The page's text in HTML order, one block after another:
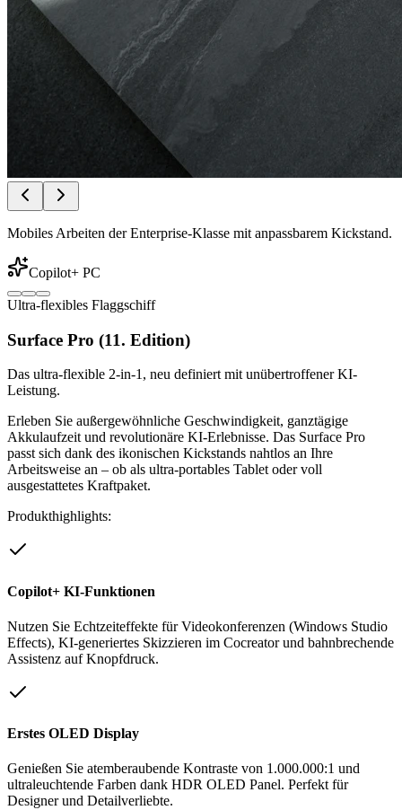
Mobiles Arbeiten der Enterprise-Klasse mit anpassbarem Kickstand.
Copilot+ PC
Ultra-flexibles Flaggschiff
Surface Pro (11. Edition)
Das ultra-flexible 2-in-1, neu definiert mit unübertroffener KI-
Leistung.
Erleben Sie außergewöhnliche Geschwindigkeit, ganztägige
Akkulaufzeit und revolutionäre KI-Erlebnisse. Das Surface Pro
passt sich dank des ikonischen Kickstands nahtlos an Ihre
Arbeitsweise an – ob als ultra-portables Tablet oder voll
ausgestattetes Kraftpaket.
Produkthighlights:
Copilot+ KI-Funktionen
Nutzen Sie Echtzeiteffekte für Videokonferenzen (Windows Studio
Effects), KI-generiertes Skizzieren im Cocreator und bahnbrechende
Assistenz auf Knopfdruck.
Erstes OLED Display
Genießen Sie atemberaubende Kontraste von 1.000.000:1 und
ultraleuchtende Farben dank HDR OLED Panel. Perfekt für
Designer und Detailverliebte.